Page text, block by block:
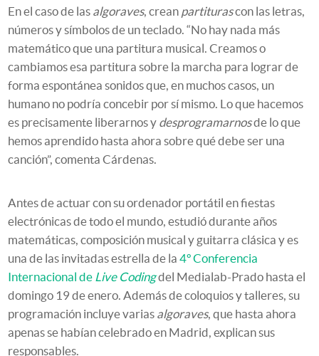
En el caso de las algoraves, crean partiturascon las letras,
números y símbolos de un teclado. “No hay nada más
matemático que una partitura musical. Creamos o
cambiamos esa partitura sobre la marcha para lograr de
forma espontánea sonidos que, en muchos casos, un
humano no podría concebir por sí mismo. Lo que hacemos
es precisamente liberarnos y desprogramarnosde lo que
hemos aprendido hasta ahora sobre qué debe ser una
canción”, comenta Cárdenas.
Antes de actuar con su ordenador portátil en fiestas
electrónicas de todo el mundo, estudió durante años
matemáticas, composición musical y guitarra clásica y es
una de las invitadas estrella de la 4º Conferencia
Internacional de Live Codingdel Medialab-Prado hasta el
domingo 19 de enero. Además de coloquios y talleres, su
programación incluye varias algoraves, que hasta ahora
apenas se habían celebrado en Madrid, explican sus
responsables.